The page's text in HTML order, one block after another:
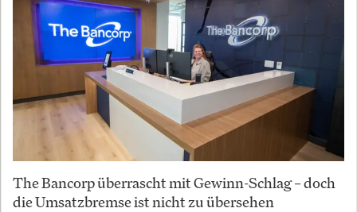
The Bancorp überrascht mit Gewinn-Schlag – doch
die Umsatzbremse ist nicht zu übersehen